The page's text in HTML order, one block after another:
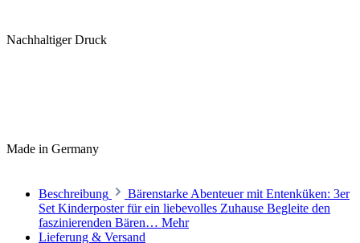
Nachhaltiger Druck
Made in Germany
Beschreibung
Bärenstarke Abenteuer mit Entenküken: 3er
Set Kinderposter für ein liebevolles Zuhause Begleite den
faszinierenden Bären… Mehr
Lieferung & Versand